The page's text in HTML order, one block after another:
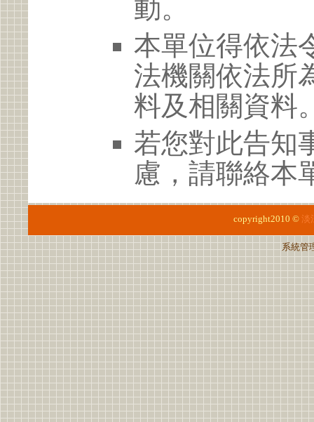
動。
本單位得依法
法機關依法所
料及相關資料
若您對此告知
慮，請聯絡本
copyright2010 © 淡
系統管